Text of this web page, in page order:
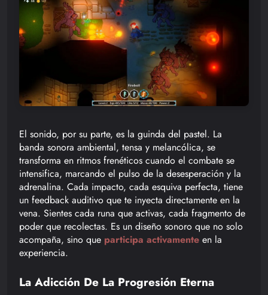
El sonido, por su parte, es la guinda del pastel. La
banda sonora ambiental, tensa y melancólica, se
transforma en ritmos frenéticos cuando el combate se
intensifica, marcando el pulso de la desesperación y la
adrenalina. Cada impacto, cada esquiva perfecta, tiene
un feedback auditivo que te inyecta directamente en la
vena. Sientes cada runa que activas, cada fragmento de
poder que recolectas. Es un diseño sonoro que no solo
acompaña, sino que participa activamente en la
experiencia.
La Adicción De La Progresión Eterna